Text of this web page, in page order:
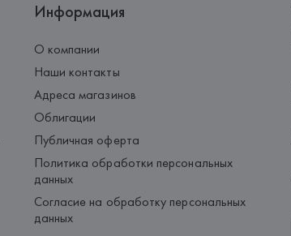
Информация
О компании
Наши контакты
Адреса магазинов
Облигации
Публичная оферта
Политика обработки персональных
данных
Согласие на обработку персональных
данных